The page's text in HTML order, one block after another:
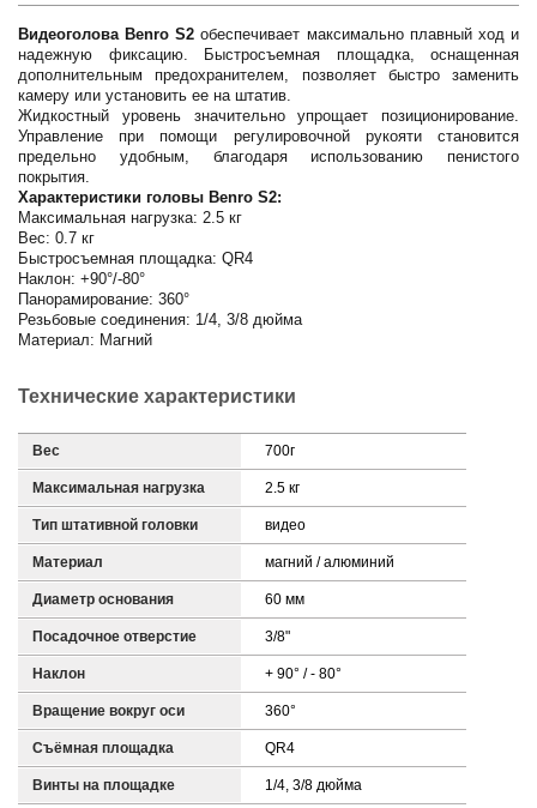
Видеоголова Benro S2 обеспечивает максимально плавный ход и
надежную фиксацию. Быстросъемная площадка, оснащенная
дополнительным предохранителем, позволяет быстро заменить
камеру или установить ее на штатив.
Жидкостный уровень значительно упрощает позиционирование.
Управление при помощи регулировочной рукояти становится
предельно удобным, благодаря использованию пенистого
покрытия.
Характеристики головы Benro S2:
Максимальная нагрузка: 2.5 кг
Вес: 0.7 кг
Быстросъемная площадка: QR4
Наклон: +90°/-80°
Панорамирование: 360°
Резьбовые соединения: 1/4, 3/8 дюйма
Материал: Магний
Технические характеристики
Вес 700г
Максимальная нагрузка 2.5 кг
Тип штативной головки видео
Материал магний / алюминий
Диаметр основания 60 мм
Посадочное отверстие 3/8"
Наклон + 90° / - 80°
Вращение вокруг оси 360°
Съёмная площадка QR4
Винты на площадке 1/4, 3/8 дюйма